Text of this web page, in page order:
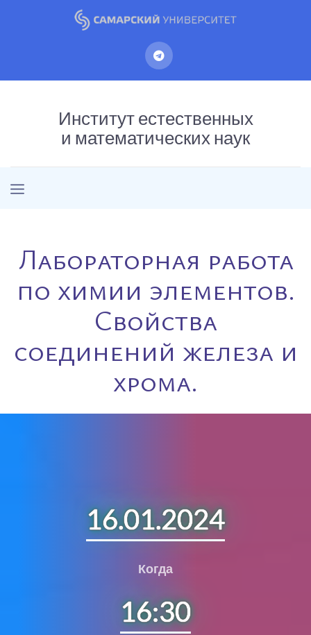
Институт естественных
и математических наук
Лабораторная работа
по химии элементов.
Свойства
соединений железа и
хрома.
16.01.2024
Когда
16:30